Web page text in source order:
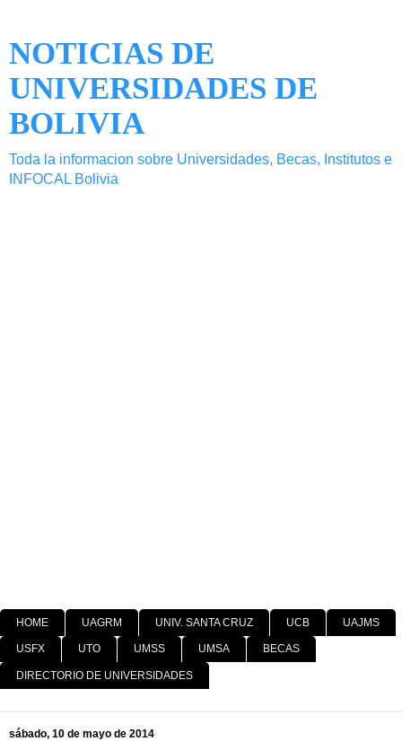
NOTICIAS DE
UNIVERSIDADES DE
BOLIVIA
Toda la informacion sobre Universidades, Becas, Institutos e
INFOCAL Bolivia
HOME UAGRM UNIV. SANTA CRUZ UCB UAJMS
USFX UTO UMSS UMSA BECAS
DIRECTORIO DE UNIVERSIDADES
sábado, 10 de mayo de 2014